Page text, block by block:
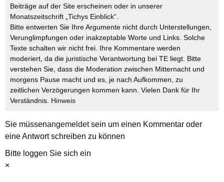
Beiträge auf der Site erscheinen oder in unserer
Monatszeitschrift „Tichys Einblick“.
Bitte entwerten Sie Ihre Argumente nicht durch Unterstellungen,
Verunglimpfungen oder inakzeptable Worte und Links. Solche
Texte schalten wir nicht frei. Ihre Kommentare werden
moderiert, da die juristische Verantwortung bei TE liegt. Bitte
verstehen Sie, dass die Moderation zwischen Mitternacht und
morgens Pause macht und es, je nach Aufkommen, zu
zeitlichen Verzögerungen kommen kann. Vielen Dank für Ihr
Verständnis. Hinweis
Sie müssenangemeldetsein um einen Kommentar oder
eine Antwort schreiben zu können
Bitte loggen Sie sich ein
×